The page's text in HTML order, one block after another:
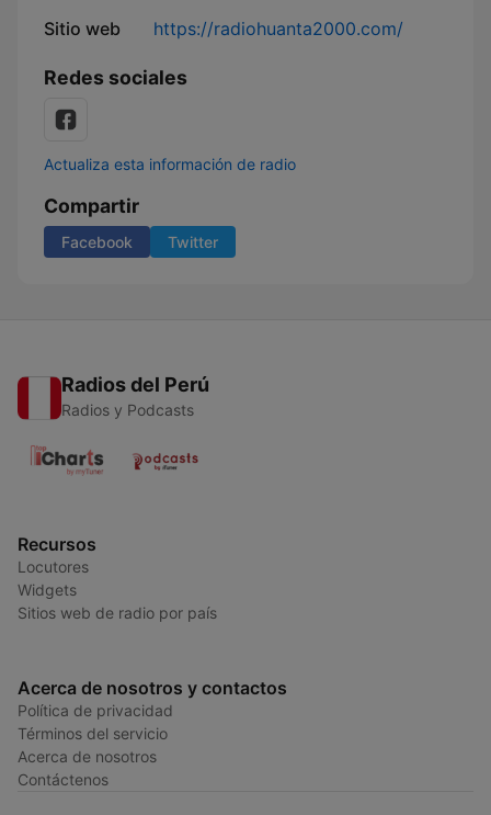
Sitio web https://radiohuanta2000.com/
Redes sociales
Actualiza esta información de radio
Compartir
Facebook Twitter
Radios del Perú
Radios y Podcasts
Recursos
Locutores
Widgets
Sitios web de radio por país
Acerca de nosotros y contactos
Política de privacidad
Términos del servicio
Acerca de nosotros
Contáctenos